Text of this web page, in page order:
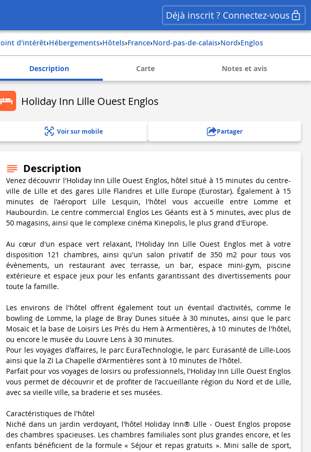
Déjà inscrit ? Connectez-vous
Point d'intérêt› Hébergements› Hôtels› france› nord-pas-de-calais› nord› englos
Description Carte Notes et avis
Holiday Inn Lille Ouest Englos
Voir sur mobile Partager
Description
Venez découvrir l'Holiday Inn Lille Ouest Englos, hôtel situé à 15 minutes du centre-
ville de Lille et des gares Lille Flandres et Lille Europe (Eurostar). Également à 15
minutes de l'aéroport Lille Lesquin, l'hôtel vous accueille entre Lomme et
Haubourdin. Le centre commercial Englos Les Géants est à 5 minutes, avec plus de
50 magasins, ainsi que le complexe cinéma Kinepolis, le plus grand d'Europe.
Au cœur d'un espace vert relaxant, l'Holiday Inn Lille Ouest Englos met à votre
disposition 121 chambres, ainsi qu'un salon privatif de 350 m2 pour tous vos
évènements, un restaurant avec terrasse, un bar, espace mini-gym, piscine
extérieure et espace jeux pour les enfants garantissant des divertissements pour
toute la famille.
Les environs de l'hôtel offrent également tout un éventail d'activités, comme le
bowling de Lomme, la plage de Bray Dunes située à 30 minutes, ainsi que le parc
Mosaïc et la base de Loisirs Les Prés du Hem à Armentières, à 10 minutes de l'hôtel,
ou encore le musée du Louvre Lens à 30 minutes.
Pour les voyages d'affaires, le parc EuraTechnologie, le parc Eurasanté de Lille-Loos
ainsi que la ZI La Chapelle d'Armentières sont à 10 minutes de l'hôtel.
Parfait pour vos voyages de loisirs ou professionnels, l'Holiday Inn Lille Ouest Englos
vous permet de découvrir et de profiter de l'accueillante région du Nord et de Lille,
avec sa vieille ville, sa braderie et ses musées.
Caractéristiques de l'hôtel
Niché dans un jardin verdoyant, l'hôtel Holiday Inn® Lille - Ouest Englos propose
des chambres spacieuses. Les chambres familiales sont plus grandes encore, et les
enfants bénéficient de la formule « Séjour et repas gratuits ». Mini salle de sport,